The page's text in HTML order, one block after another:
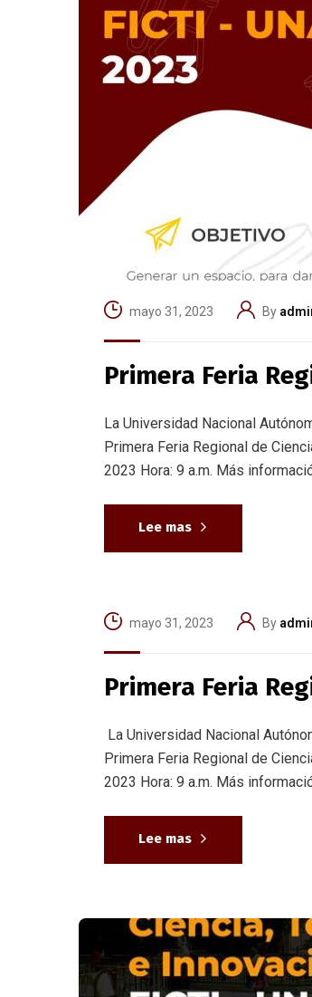
mayo 31, 2023 By
Primera Feria
La Universidad Nacional
Primera Feria Regional de
2023 Hora: 9 a.m. Más
Lee mas
mayo 31, 2023 By
Primera Feria
La Universidad Nacional
Primera Feria Regional de
2023 Hora: 9 a.m. Más
Lee mas